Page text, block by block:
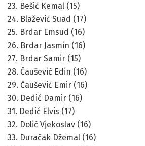
23. Bešić Kemal (15)
24. Blažević Suad (17)
25. Brdar Emsud (16)
26. Brdar Jasmin (16)
27. Brdar Samir (15)
28. Čaušević Edin (16)
29. Čaušević Emir (16)
30. Dedić Damir (16)
31. Dedić Elvis (17)
32. Dolić Vjekoslav (16)
33. Duračak Džemal (16)